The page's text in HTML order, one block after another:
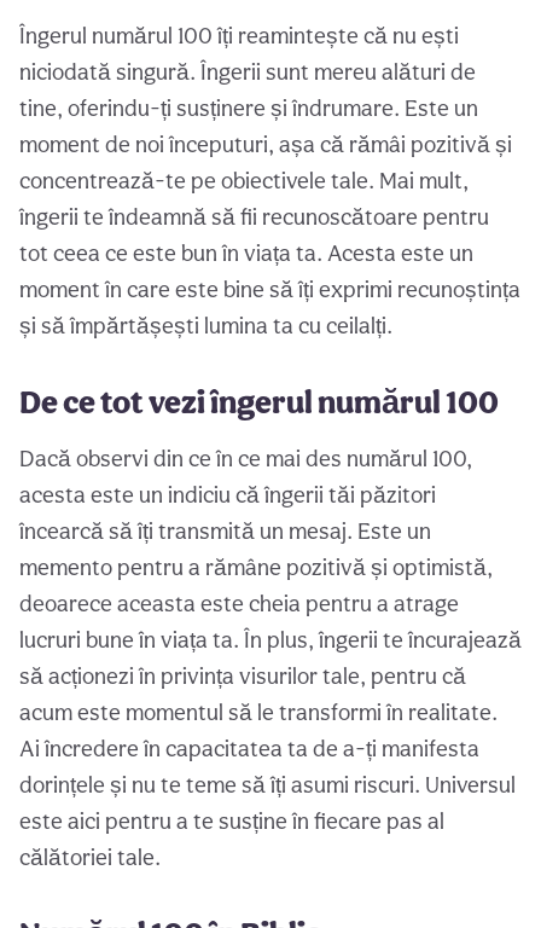
Îngerul numărul 100 îți reamintește că nu ești
niciodată singură. Îngerii sunt mereu alături de
tine, oferindu-ți susținere și îndrumare. Este un
moment de noi începuturi, așa că rămâi pozitivă și
concentrează-te pe obiectivele tale. Mai mult,
îngerii te îndeamnă să fii recunoscătoare pentru
tot ceea ce este bun în viața ta. Acesta este un
moment în care este bine să îți exprimi recunoștința
și să împărtășești lumina ta cu ceilalți.
De ce tot vezi îngerul numărul 100
Dacă observi din ce în ce mai des numărul 100,
acesta este un indiciu că îngerii tăi păzitori
încearcă să îți transmită un mesaj. Este un
memento pentru a rămâne pozitivă și optimistă,
deoarece aceasta este cheia pentru a atrage
lucruri bune în viața ta. În plus, îngerii te încurajează
să acționezi în privința visurilor tale, pentru că
acum este momentul să le transformi în realitate.
Ai încredere în capacitatea ta de a-ți manifesta
dorințele și nu te teme să îți asumi riscuri. Universul
este aici pentru a te susține în fiecare pas al
călătoriei tale.